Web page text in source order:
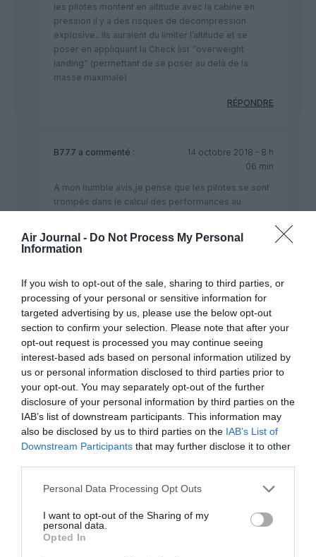
Air Journal - Do Not Process My Personal
Information
If you wish to opt-out of the sale, sharing to third parties, or
processing of your personal or sensitive information for
targeted advertising by us, please use the below opt-out
section to confirm your selection. Please note that after your
opt-out request is processed you may continue seeing
interest-based ads based on personal information utilized by
us or personal information disclosed to third parties prior to
your opt-out. You may separately opt-out of the further
disclosure of your personal information by third parties on the
IAB’s list of downstream participants. This information may
also be disclosed by us to third parties on the IAB’s List of
Downstream Participants that may further disclose it to other
Personal Data Processing Opt Outs
I want to opt-out of the Sharing of my
personal data.
Opted In
les pilotes montent en altitude avec la cabine en
pression il y a des risques de décompression
explosive.. ils auraient du limiter l’altitude et se
poser en appliquant la Check list “overweight
landing” (permettant de se poser au delà de la
masse maximale)
RÉPONDRE
B777 a commenté :
14 octobre 2018 - 8 h
06 min
À mon humble avis,je pense que les pilotes se sont
trompés dans le calcul des performances au
calculateur FMC….),ça peut arriver pour plusieurs
veut dire que la rotation était trop tardive,l’avion a
été touché dans une partie non pressurisée du
fuselage,à part le coup immédiat si non
senti,difficile de s’en rendre compte aprés.
RÉPONDRE
13 octobre 2018 - 21 h 08
min
rentrée du train . 737 à goa sortie spectaculaire avec
PNC .avec des standby de plus de 3 h . Des PNT assez
jeunes dans le métiers. A suivre !